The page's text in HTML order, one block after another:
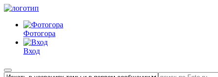
Фотогора
Вход